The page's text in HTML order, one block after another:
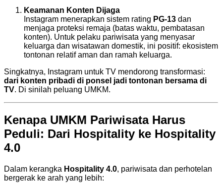
Keamanan Konten Dijaga
Instagram menerapkan sistem rating PG-13 dan
menjaga proteksi remaja (batas waktu, pembatasan
konten). Untuk pelaku pariwisata yang menyasar
keluarga dan wisatawan domestik, ini positif: ekosistem
tontonan relatif aman dan ramah keluarga.
Singkatnya, Instagram untuk TV mendorong transformasi:
dari konten pribadi di ponsel jadi tontonan bersama di
TV. Di sinilah peluang UMKM.
Kenapa UMKM Pariwisata Harus
Peduli: Dari Hospitality ke Hospitality
4.0
Dalam kerangka Hospitality 4.0, pariwisata dan perhotelan
bergerak ke arah yang lebih: